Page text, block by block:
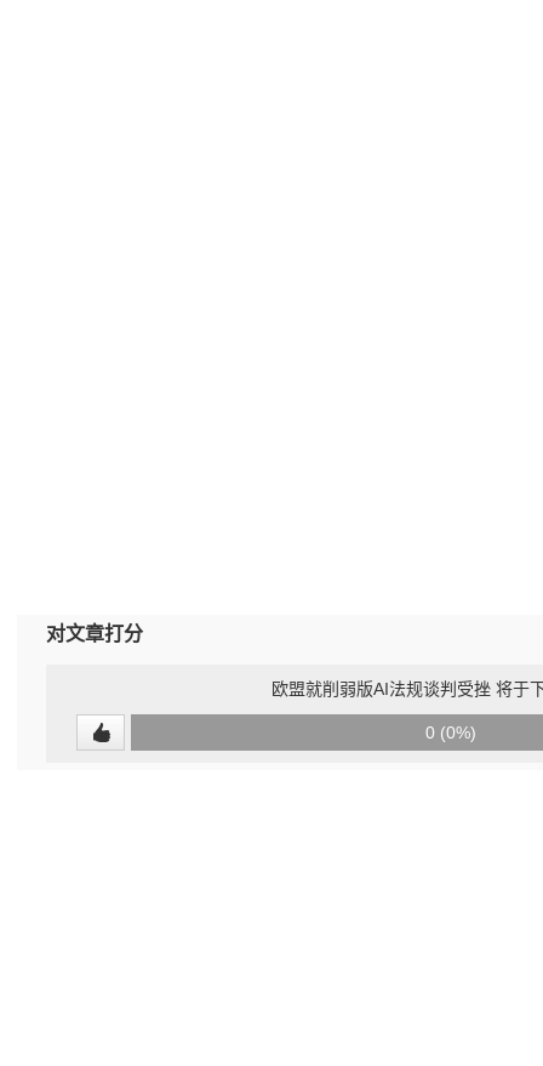
对文章打分
欧盟就削弱版AI法规谈判受挫 将于
0 (0%)